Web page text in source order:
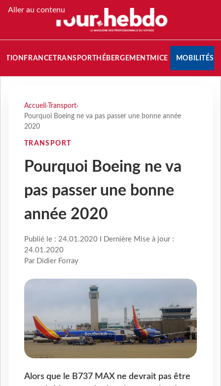
Aller au contenu
FRANCETRANSPORT HÉBERGEMENTMICE MOBILITÉS
Accueil › Transport›
Pourquoi Boeing ne va pas passer une bonne année
2020
TRANSPORT
Pourquoi Boeing ne va
pas passer une bonne
année 2020
Publié le : 24.01.2020 I Dernière Mise à jour :
24.01.2020
Par Didier Forray
Alors que le B737 MAX ne devrait pas être